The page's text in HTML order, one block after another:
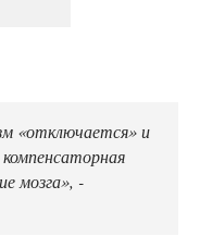
«отключается» и
мозга», -